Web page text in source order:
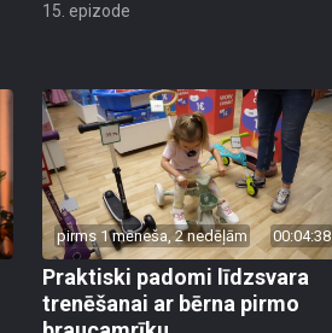
15. epizode
pirms 1 mēneša, 2 nedēļām 00:04:38
Praktiski padomi līdzsvara
trenēšanai ar bērna pirmo